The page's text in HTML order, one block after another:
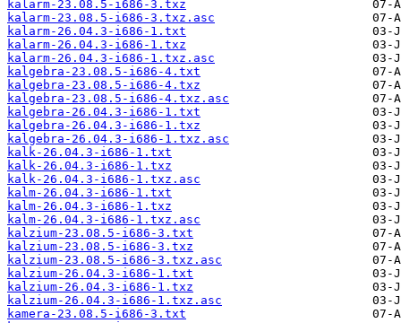
kalarm-23.08.5-i686-3.txz
kalarm-23.08.5-i686-3.txz.asc
kalarm-26.04.3-i686-1.txt
kalarm-26.04.3-i686-1.txz
kalarm-26.04.3-i686-1.txz.asc
kalgebra-23.08.5-i686-4.txt
kalgebra-23.08.5-i686-4.txz
kalgebra-23.08.5-i686-4.txz.asc
kalgebra-26.04.3-i686-1.txt
kalgebra-26.04.3-i686-1.txz
kalgebra-26.04.3-i686-1.txz.asc
kalk-26.04.3-i686-1.txt
kalk-26.04.3-i686-1.txz
kalk-26.04.3-i686-1.txz.asc
kalm-26.04.3-i686-1.txt
kalm-26.04.3-i686-1.txz
kalm-26.04.3-i686-1.txz.asc
kalzium-23.08.5-i686-3.txt
kalzium-23.08.5-i686-3.txz
kalzium-23.08.5-i686-3.txz.asc
kalzium-26.04.3-i686-1.txt
kalzium-26.04.3-i686-1.txz
kalzium-26.04.3-i686-1.txz.asc
kamera-23.08.5-i686-3.txt